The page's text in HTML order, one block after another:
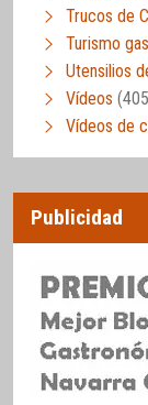
Trucos de
Turismo
Utensilios
Vídeos
Vídeos de
Publicidad